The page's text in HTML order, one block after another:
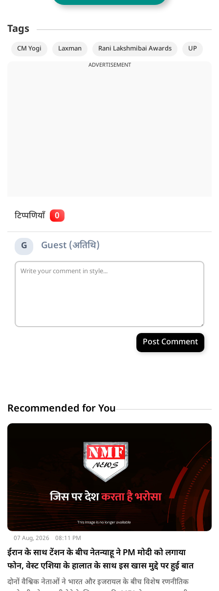
Tags
CM Yogi Laxman Rani Lakshmibai Awards UP
ADVERTISEMENT
टिप्पणियाँ 0
G Guest (अतिथि)
Post Comment
Recommended for You
07 Aug, 2026 08:11 PM
ईरान के साथ टेंशन के बीच नेतन्याहू ने PM मोदी को लगाया
फोन, वेस्ट एशिया के हालात के साथ इस खास मुद्दे पर हुई बात
दोनों वैश्विक नेताओं ने भारत और इजरायल के बीच विशेष रणनीतिक